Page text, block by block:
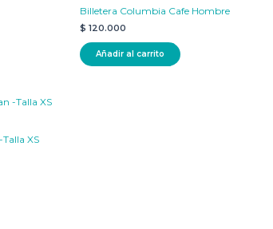
Billetera Columbia Cafe Hombre
$ 120.000
Añadir al carrito
XS